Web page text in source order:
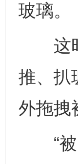
玻璃。
这时
推、扒
外拖拽
“被